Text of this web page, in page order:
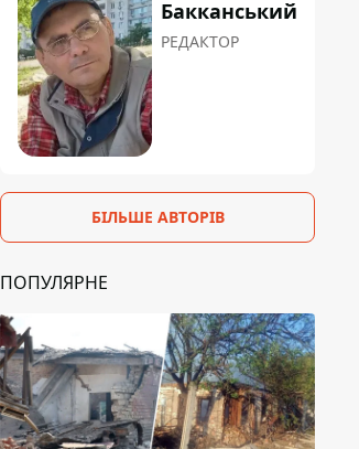
Бакканський
РЕДАКТОР
БІЛЬШЕ АВТОРІВ
ПОПУЛЯРНЕ